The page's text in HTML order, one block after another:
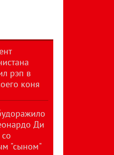
рэп в
коня
Ди
"сыном"